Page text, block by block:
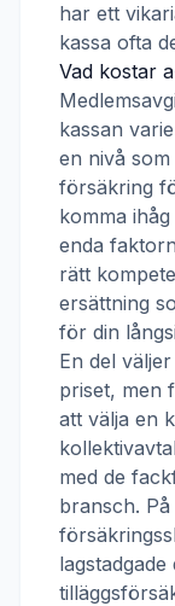
har ett
kassa ofta
Vad kostar
kassan
en nivå
försäkring
komma
enda
rätt
ersättning
för din
En del
priset, men
att välja en
med de
bransch.